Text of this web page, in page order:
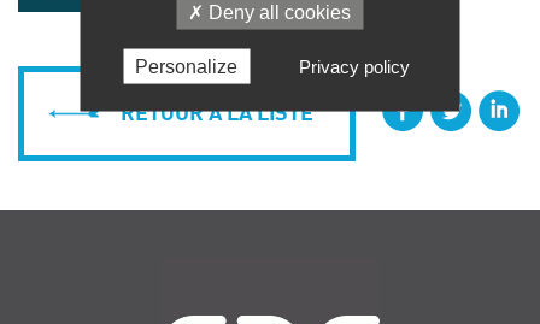
RETOUR À LA LISTE
Deny all cookies
Personalize Privacy policy